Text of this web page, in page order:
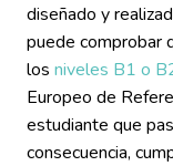
diseñado y
puede comprobar
los niveles B1 o
Europeo de
estudiante que
consecuencia,